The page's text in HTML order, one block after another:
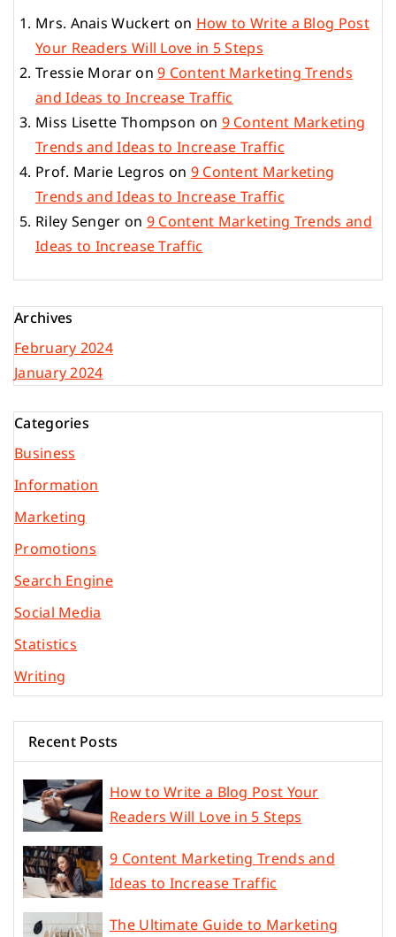
Mrs. Anais Wuckert on How to Write a Blog Post
Your Readers Will Love in 5 Steps
Tressie Moraron9 Content Marketing Trends
and Ideas to Increase Traffic
Miss Lisette Thompson on 9 Content Marketing
Trends and Ideas to Increase Traffic
Prof. Marie Legros on 9 Content Marketing
Trends and Ideas to Increase Traffic
Riley Senger on 9 Content Marketing Trends and
Ideas to Increase Traffic
Archives
February 2024
January 2024
Categories
Business
Information
Marketing
Promotions
Search Engine
Social Media
Statistics
Writing
Recent Posts
How to Write a Blog Post Your
Readers Will Love in 5 Steps
9 Content Marketing Trends and
Ideas to Increase Traffic
The Ultimate Guide to Marketing